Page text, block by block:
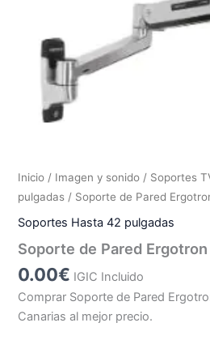
Inicio / Imagen y sonido / Soportes
pulgadas / Soporte de Pared
Soportes Hasta 42 pulgadas
Soporte de Pared
0.00€ IGIC Incluido
Comprar Soporte de Pared
Canarias al mejor precio.